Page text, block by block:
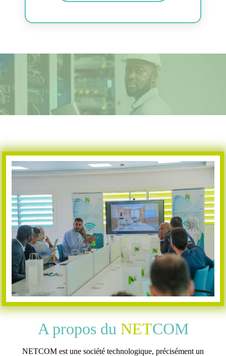
A propos du NETCOM
NETCOM est une société technologique, précisément un